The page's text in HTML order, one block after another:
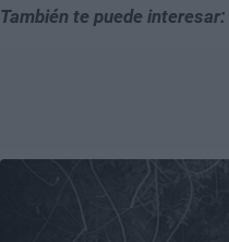
También te puede interesar: